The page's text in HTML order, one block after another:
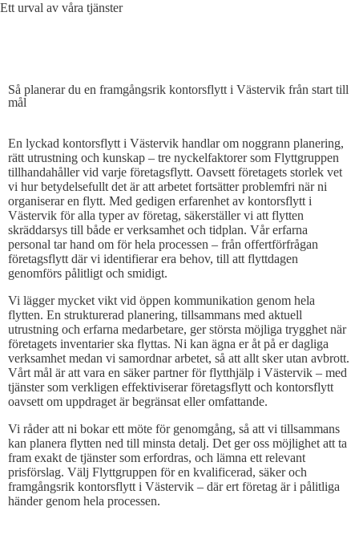
Ett urval av våra tjänster
Så planerar du en framgångsrik kontorsflytt i Västervik från start till
mål
En lyckad kontorsflytt i Västervik handlar om noggrann planering,
rätt utrustning och kunskap – tre nyckelfaktorer som Flyttgruppen
tillhandahåller vid varje företagsflytt. Oavsett företagets storlek vet
vi hur betydelsefullt det är att arbetet fortsätter problemfri när ni
organiserar en flytt. Med gedigen erfarenhet av kontorsflytt i
Västervik för alla typer av företag, säkerställer vi att flytten
skräddarsys till både er verksamhet och tidplan. Vår erfarna
personal tar hand om för hela processen – från offertförfrågan
företagsflytt där vi identifierar era behov, till att flyttdagen
genomförs pålitligt och smidigt.
Vi lägger mycket vikt vid öppen kommunikation genom hela
flytten. En strukturerad planering, tillsammans med aktuell
utrustning och erfarna medarbetare, ger största möjliga trygghet när
företagets inventarier ska flyttas. Ni kan ägna er åt på er dagliga
verksamhet medan vi samordnar arbetet, så att allt sker utan avbrott.
Vårt mål är att vara en säker partner för flytthjälp i Västervik – med
tjänster som verkligen effektiviserar företagsflytt och kontorsflytt
oavsett om uppdraget är begränsat eller omfattande.
Vi råder att ni bokar ett möte för genomgång, så att vi tillsammans
kan planera flytten ned till minsta detalj. Det ger oss möjlighet att ta
fram exakt de tjänster som erfordras, och lämna ett relevant
prisförslag. Välj Flyttgruppen för en kvalificerad, säker och
framgångsrik kontorsflytt i Västervik – där ert företag är i pålitliga
händer genom hela processen.